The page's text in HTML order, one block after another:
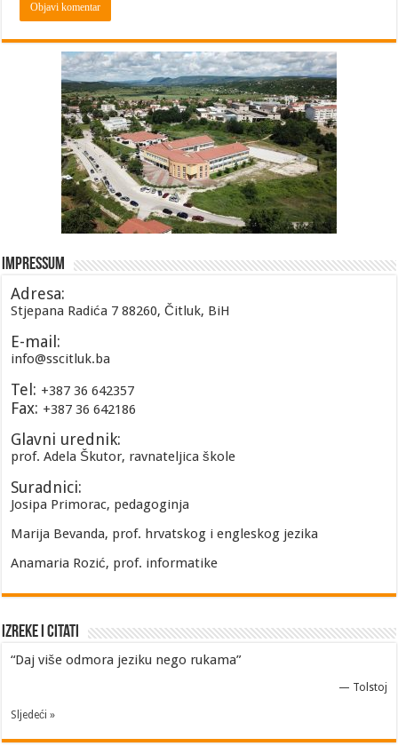
Impressum
Adresa:
Stjepana Radića 7 88260, Čitluk, BiH
E-mail:
info@sscitluk.ba
Tel: +387 36 642357
Fax: +387 36 642186
Glavni urednik:
prof. Adela Škutor, ravnateljica škole
Suradnici:
Josipa Primorac, pedagoginja
Marija Bevanda, prof. hrvatskog i engleskog jezika
Anamaria Rozić, prof. informatike
Izreke i Citati
“Daj više odmora jeziku nego rukama”
— Tolstoj
Sljedeći »